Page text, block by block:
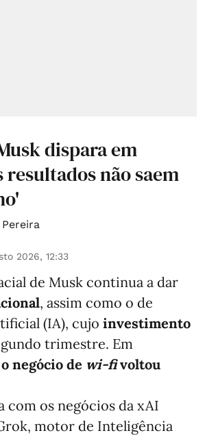
dispara em
resultados não saem
2026, 12:33
de Musk continua a dar
, assim como o de
(IA), cujo investimento
trimestre. Em
o negócio de wi-fivoltou
com os negócios da xAI
motor de Inteligência